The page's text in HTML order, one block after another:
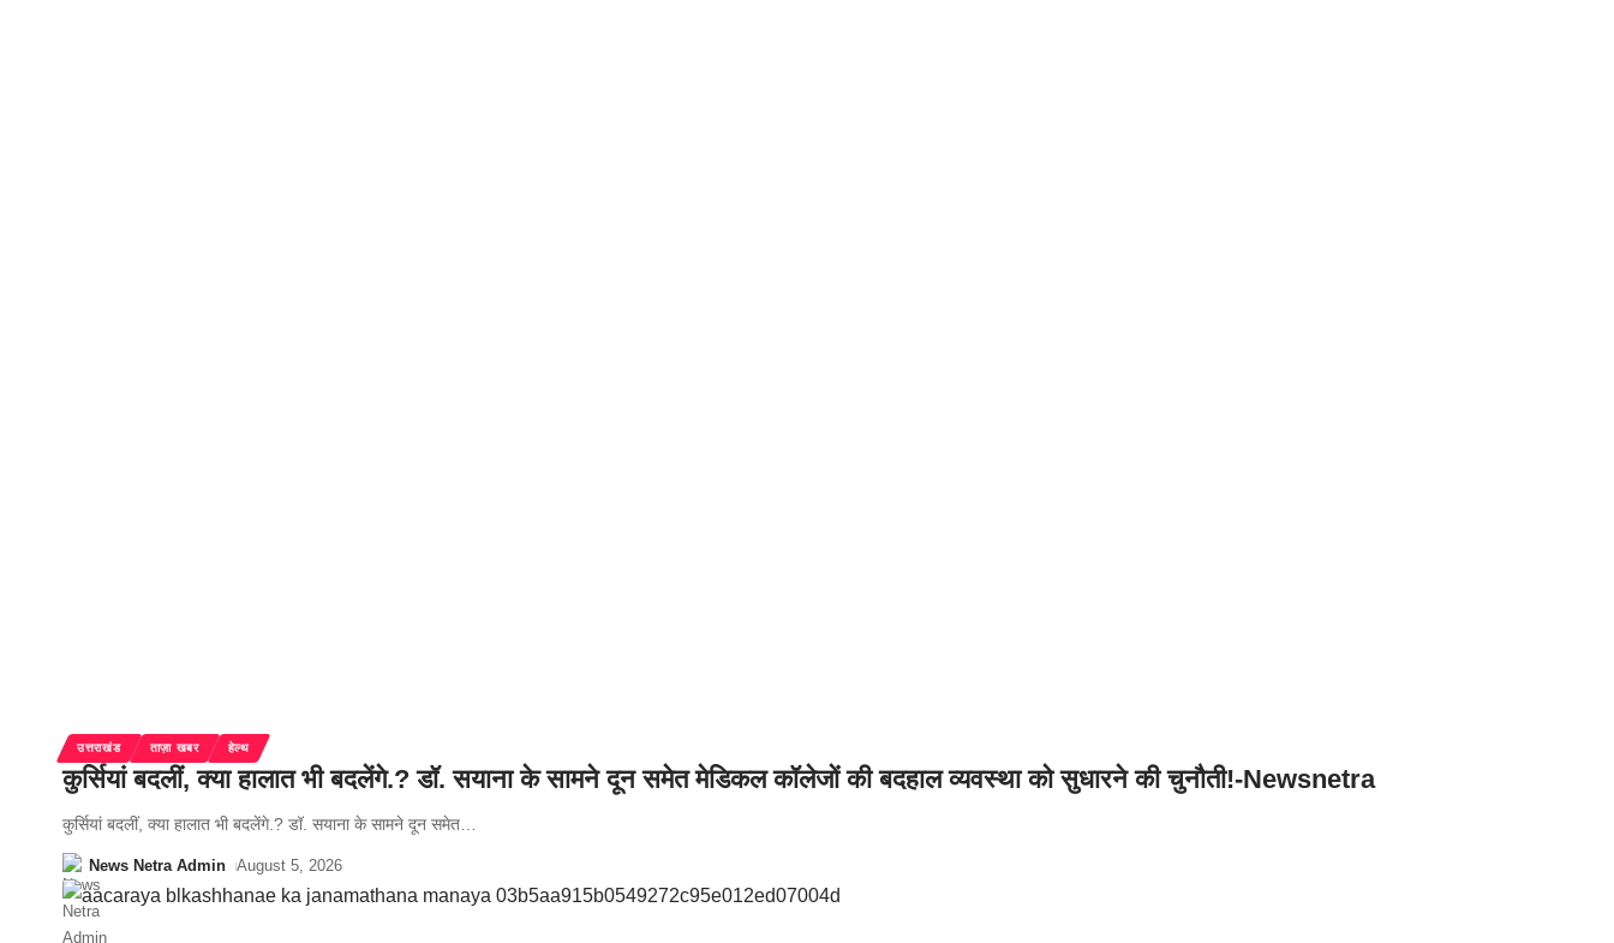
उत्तराखंड ताज़ा खबर हेल्थ
कुर्सियां बदलीं, क्या हालात भी बदलेंगे.? डॉ. सयाना के सामने दून समेत मेडिकल कॉलेजों की बदहाल व्यवस्था को सुधारने की चुनौती!-Newsnetra
कुर्सियां बदलीं, क्या हालात भी बदलेंगे.? डॉ. सयाना के सामने दून समेत
News Netra Admin August 5, 2026